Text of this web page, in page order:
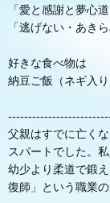
「愛と感謝と夢心道
「逃げない・あき
好きな食べ物は
納豆ご飯（ネギ入
父親はすでに亡く
スパートでした。
幼少より柔道で鍛
復師」という職業